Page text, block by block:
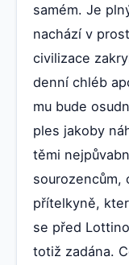
samém. Je
nachází v
civilizace
denní chléb
mu bude
ples jakoby
těmi
sourozencům,
přítelkyně,
se před
totiž zadána.